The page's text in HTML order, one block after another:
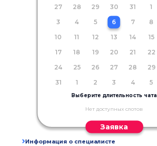
27
28 29 30 31 1
3
4 5 6 7 8
10
11 12 13 14 15
17
18 19 20 21 22
24
25 26 27 28 29
31
1 2 3 4 5
Выберите длительность чата
Нет доступных слотов
Заявка
Информация о специалисте